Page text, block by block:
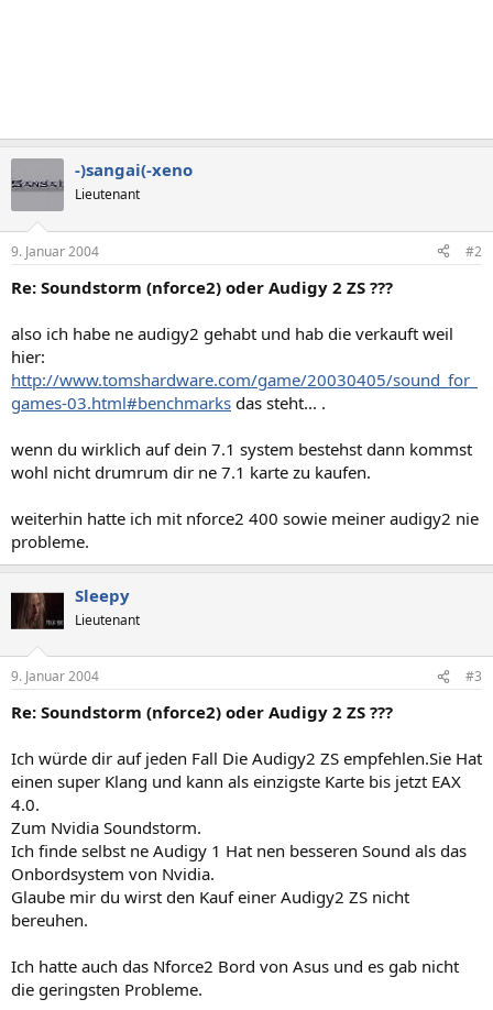
-)sangai(-xeno
Lieutenant
9. Januar 2004 #2
Re: Soundstorm (nforce2) oder Audigy 2 ZS ???
also ich habe ne audigy2 gehabt und hab die verkauft weil
hier:
http://www.tomshardware.com/game/20030405/sound_for_
games-03.html#benchmarks das steht... .
wenn du wirklich auf dein 7.1 system bestehst dann kommst
wohl nicht drumrum dir ne 7.1 karte zu kaufen.
weiterhin hatte ich mit nforce2 400 sowie meiner audigy2 nie
probleme.
Sleepy
Lieutenant
9. Januar 2004 #3
Re: Soundstorm (nforce2) oder Audigy 2 ZS ???
Ich würde dir auf jeden Fall Die Audigy2 ZS empfehlen.Sie Hat
einen super Klang und kann als einzigste Karte bis jetzt EAX
4.0.
Zum Nvidia Soundstorm.
Ich finde selbst ne Audigy 1 Hat nen besseren Sound als das
Onbordsystem von Nvidia.
Glaube mir du wirst den Kauf einer Audigy2 ZS nicht
bereuhen.
Ich hatte auch das Nforce2 Bord von Asus und es gab nicht
die geringsten Probleme.